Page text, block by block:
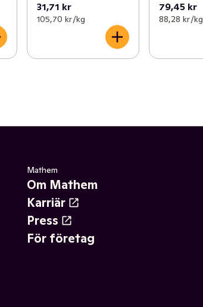
31,71 kr
105,70 kr /kg
79,45 kr
88,28 kr /kg
Mathem
Om Mathem
Karriär
Press
För företag